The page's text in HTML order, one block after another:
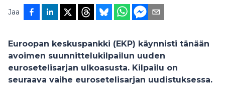
Jaa
Euroopan keskuspankki (EKP) käynnisti tänään
avoimen suunnittelukilpailun uuden
eurosetelisarjan ulkoasusta. Kilpailu on
seuraava vaihe eurosetelisarjan uudistuksessa.